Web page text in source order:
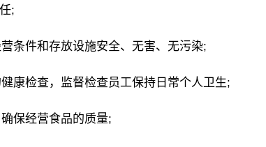
;
条件和存放设施安全、无害、无污染;
康检查，监督检查员工保持日常个人卫生;
保经营食品的质量;